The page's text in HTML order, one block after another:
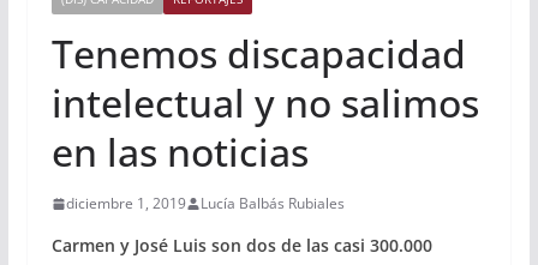
Tenemos discapacidad
intelectual y no salimos
en las noticias
diciembre 1, 2019 Lucía Balbás Rubiales
Carmen y José Luis son dos de las casi 300.000